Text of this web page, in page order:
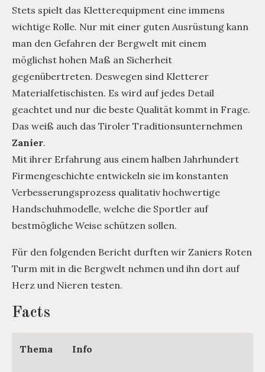
Stets spielt das Kletterequipment eine immens
wichtige Rolle. Nur mit einer guten Ausrüstung kann
man den Gefahren der Bergwelt mit einem
möglichst hohen Maß an Sicherheit
gegenübertreten. Deswegen sind Kletterer
Materialfetischisten. Es wird auf jedes Detail
geachtet und nur die beste Qualität kommt in Frage.
Das weiß auch das Tiroler Traditionsunternehmen
Zanier.
Mit ihrer Erfahrung aus einem halben Jahrhundert
Firmengeschichte entwickeln sie im konstanten
Verbesserungsprozess qualitativ hochwertige
Handschuhmodelle, welche die Sportler auf
bestmögliche Weise schützen sollen.
Für den folgenden Bericht durften wir Zaniers Roten
Turm mit in die Bergwelt nehmen und ihn dort auf
Herz und Nieren testen.
Facts
Thema Info